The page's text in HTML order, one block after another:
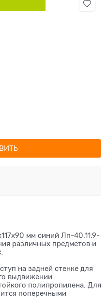
мм синий Лп-40.11.9-
различных предметов и
на задней стенке для
выдвижении.
полипропилена. Для
поперечными